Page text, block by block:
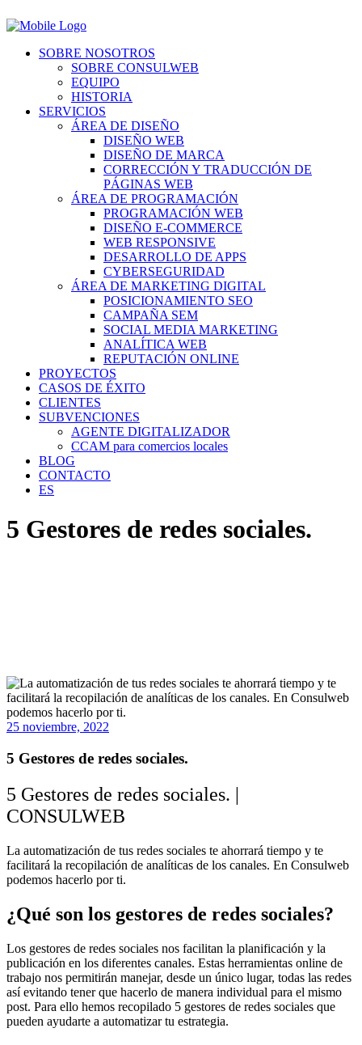
SOBRE NOSOTROS
SOBRE CONSULWEB
EQUIPO
HISTORIA
SERVICIOS
ÁREA DE DISEÑO
DISEÑO WEB
DISEÑO DE MARCA
CORRECCIÓN Y TRADUCCIÓN DE
PÁGINAS WEB
ÁREA DE PROGRAMACIÓN
PROGRAMACIÓN WEB
DISEÑO E-COMMERCE
WEB RESPONSIVE
DESARROLLO DE APPS
CYBERSEGURIDAD
ÁREA DE MARKETING DIGITAL
POSICIONAMIENTO SEO
CAMPAÑA SEM
SOCIAL MEDIA MARKETING
ANALÍTICA WEB
REPUTACIÓN ONLINE
PROYECTOS
CASOS DE ÉXITO
CLIENTES
SUBVENCIONES
AGENTE DIGITALIZADOR
CCAM para comercios locales
BLOG
CONTACTO
ES
5 Gestores de redes sociales.
25 noviembre, 2022
5 Gestores de redes sociales.
5 Gestores de redes sociales. |
CONSULWEB
La automatización de tus redes sociales te ahorrará tiempo y te
facilitará la recopilación de analíticas de los canales. En Consulweb
podemos hacerlo por ti.
¿Qué son los gestores de redes sociales?
Los gestores de redes sociales nos facilitan la planificación y la
publicación en los diferentes canales. Estas herramientas online de
trabajo nos permitirán manejar, desde un único lugar, todas las redes
así evitando tener que hacerlo de manera individual para el mismo
post. Para ello hemos recopilado 5 gestores de redes sociales que
pueden ayudarte a automatizar tu estrategia.